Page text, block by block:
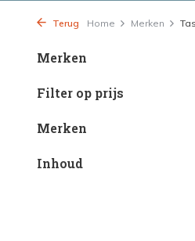
Terug Home Merken
Merken
Filter op prijs
Merken
Inhoud